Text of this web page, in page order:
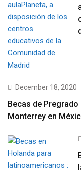
December 18, 2020
Becas de
Monterrey en